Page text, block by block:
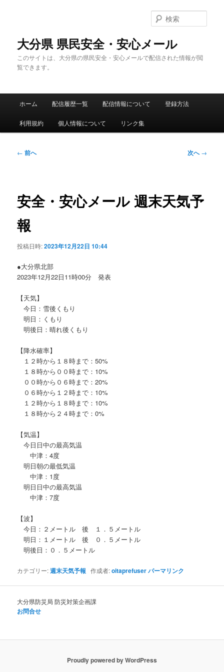
大分県 県民安全・安心メール
このサイトは、大分県の県民安全・安心メールで配信された情報が閲
覧できます。
索
メ
ホーム 配信履歴一覧 配信情報について 登録方法
利用規約 個人情報について リンク集
投
ゲ
ー
ョ
ン
← 前へ 次へ→
安全・安心メール 週末天気予
報
投稿日時:2023年12月22日 10:44
●大分県北部
2023年12月22日11時00分 発表
【天気】
今日：雪後くもり
明日：くもり
明後日：晴れ後くもり
【降水確率】
１２時から１８時まで：50%
１８時から００時まで：10%
００時から０６時まで：20%
０６時から１２時まで：10%
１２時から１８時まで：10%
１８時から２４時まで：0%
【気温】
今日日中の最高気温
中津：4度
明日朝の最低気温
中津：1度
明日日中の最高気温
中津：7度
【波】
今日：２メートル 後 １．５メートル
明日：１メートル 後 ０．５メートル
明後日：０．５メートル
カテゴリー:週末天気予報 作成者:oitaprefuserパーマリンク
大分県防災局 防災対策企画課
お問合せ
Proudly powered by WordPress